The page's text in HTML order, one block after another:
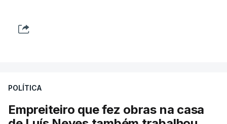
POLÍTICA
Empreiteiro que fez obras na casa